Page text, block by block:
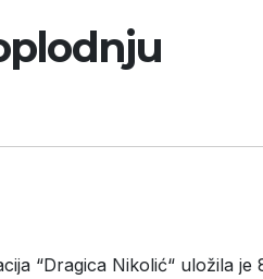
“Dragica Nikolić“ uložila je